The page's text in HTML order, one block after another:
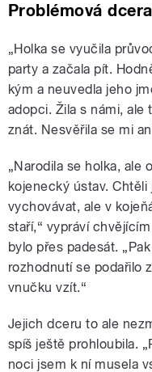
Problémová dcera
„Holka se vyučila
party a začala pít.
kým a neuvedla jeho
adopci. Žila s námi, ale
znát. Nesvěřila se mi
„Narodila se holka, ale
kojenecký ústav.
vychovávat, ale v
staří,“ vypráví
bylo přes padesát.
rozhodnutí se podařilo
vnučku vzít.“
Jejich dceru to ale
spíš ještě prohloubila.
noci jsem k ní musela